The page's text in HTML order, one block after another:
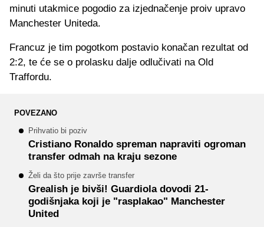
minuti utakmice pogodio za izjednačenje proiv upravo
Manchester Uniteda.
Francuz je tim pogotkom postavio konačan rezultat od
2:2, te će se o prolasku dalje odlučivati na Old
Traffordu.
POVEZANO
Prihvatio bi poziv
Cristiano Ronaldo spreman napraviti ogroman
transfer odmah na kraju sezone
Želi da što prije završe transfer
Grealish je bivši! Guardiola dovodi 21-
godišnjaka koji je "rasplakao" Manchester
United